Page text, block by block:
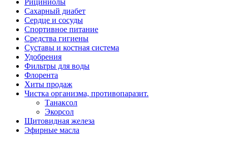
Сахарный диабет
Сердце и сосуды
Спортивное питание
Средства гигиены
Суставы и костная система
Удобрения
Фильтры для воды
Флорента
Хиты продаж
Чистка организма, противопаразит.
Танаксол
Экорсол
Щитовидная железа
Эфирные масла